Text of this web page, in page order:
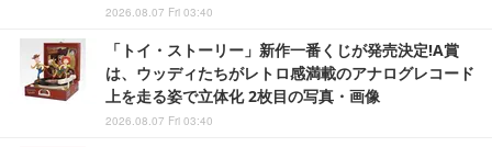
2026.08.07 Fri 03:40
「トイ・ストーリー」新作一番くじが発売決定!A賞
は、ウッディたちがレトロ感満載のアナログレコード
上を走る姿で立体化 2枚目の写真・画像
2026.08.07 Fri 03:40